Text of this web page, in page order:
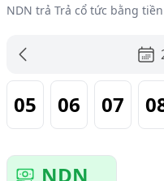
NDN trả Trả cổ tức bằng
05 06 07
NDN